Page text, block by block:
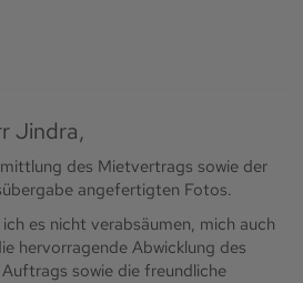
Jindra,
des Mietvertrags sowie der
angefertigten Fotos.
es nicht verabsäumen, mich auch
hervorragende Abwicklung des
sowie die freundliche